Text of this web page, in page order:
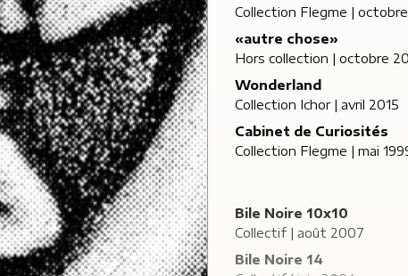
Collection Flegme |
«autre chose»
Hors collection | octobre
Wonderland
Collection Ichor| avril 2015
Cabinet de Curiosités
Collection Flegme | mai
Bile Noire 10x10
Collectif | août 2007
Bile Noire 14